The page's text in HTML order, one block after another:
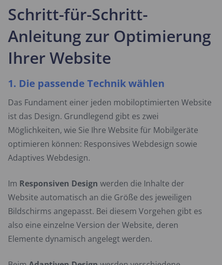
Schritt-für-Schritt-
Anleitung zur Optimierung
Ihrer Website
1. Die passende Technik wählen
Das Fundament einer jeden mobiloptimierten Website
ist das Design. Grundlegend gibt es zwei
Möglichkeiten, wie Sie Ihre Website für Mobilgeräte
optimieren können: Responsives Webdesign sowie
Adaptives Webdesign.
Im Responsiven Design werden die Inhalte der
Website automatisch an die Größe des jeweiligen
Bildschirms angepasst. Bei diesem Vorgehen gibt es
also eine einzelne Version der Website, deren
Elemente dynamisch angelegt werden.